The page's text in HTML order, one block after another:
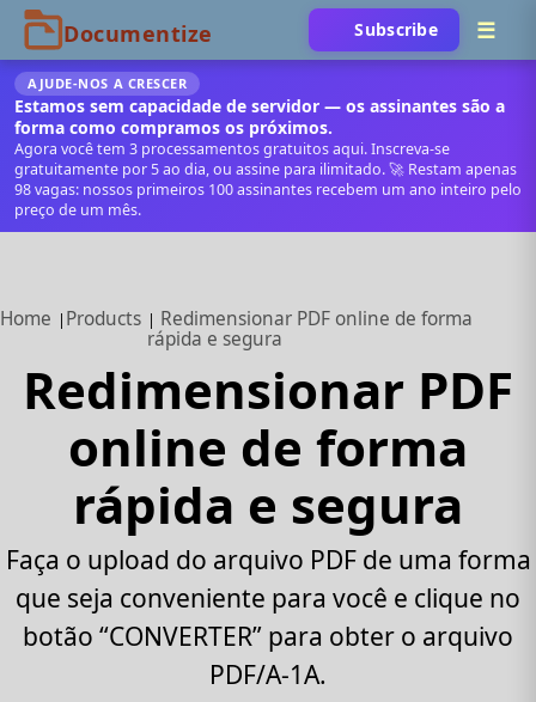
Subscribe
AJUDE‑NOS A CRESCER
Estamos sem capacidade de servidor — os assinantes são a
forma como compramos os próximos.
Agora você tem 3 processamentos gratuitos aqui. Inscreva‑se
gratuitamente por 5 ao dia, ou assine para ilimitado. 🚀 Restam apenas
98 vagas: nossos primeiros 100 assinantes recebem um ano inteiro pelo
preço de um mês.
Home Products
Redimensionar PDF online de forma
rápida e segura
Redimensionar PDF
online de forma
rápida e segura
Faça o upload do arquivo PDF de uma forma
que seja conveniente para você e clique no
botão “CONVERTER” para obter o arquivo
PDF/A-1A.